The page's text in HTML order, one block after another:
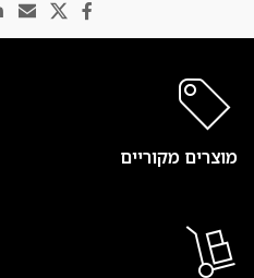
מוצרים מקוריים